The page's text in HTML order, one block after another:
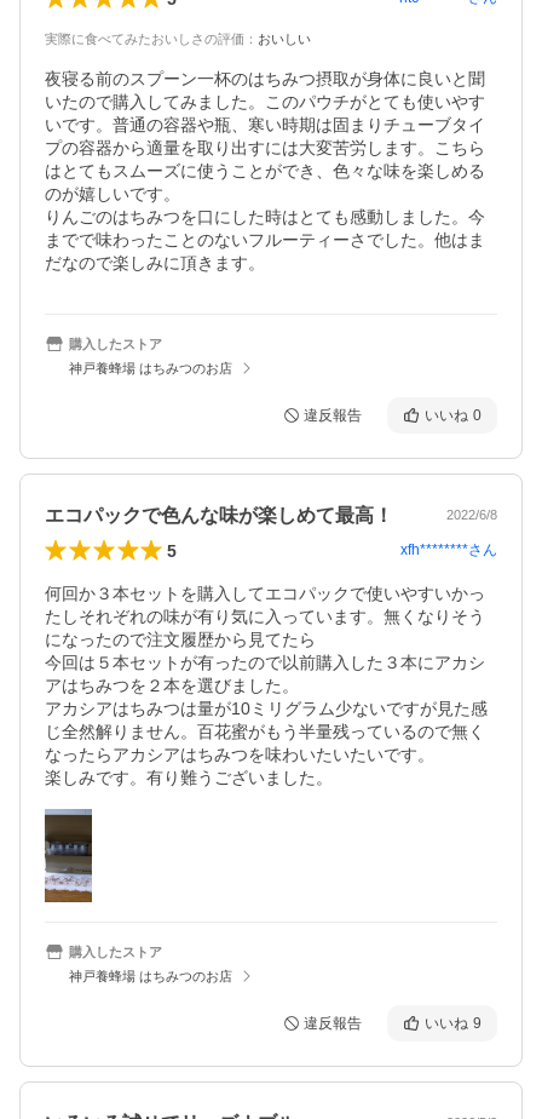
実際に食べてみたおいしさの評価 ： おいしい
夜寝る前のスプーン一杯のはちみつ摂取が身体に良いと聞
いたので購入してみました。このパウチがとても使いやす
いです。普通の容器や瓶、寒い時期は固まりチューブタイ
プの容器から適量を取り出すには大変苦労します。こちら
はとてもスムーズに使うことができ、色々な味を楽しめる
のが嬉しいです。
りんごのはちみつを口にした時はとても感動しました。今
までで味わったことのないフルーティーさでした。他はま
購入したストア
神戸養蜂場 はちみつのお店
違反報告 いいね 0
エコパックで色んな味が楽しめて最高！ 2022/6/8
5 xfh********さん
何回か３本セットを購入してエコパックで使いやすいかっ
たしそれぞれの味が有り気に入っています。無くなりそう
になったので注文履歴から見てたら
今回は５本セットが有ったので以前購入した３本にアカシ
アはちみつを２本を選びました。
アカシアはちみつは量が10ミリグラム少ないですが見た感
じ全然解りません。百花蜜がもう半量残っているので無く
なったらアカシアはちみつを味わいたいたいです。
楽しみです。有り難うございました。
購入したストア
神戸養蜂場 はちみつのお店
違反報告 いいね 9